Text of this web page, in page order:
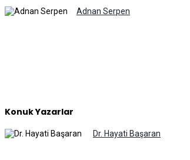
Adnan Serpen
Konuk Yazarlar
Dr. Hayati Başaran